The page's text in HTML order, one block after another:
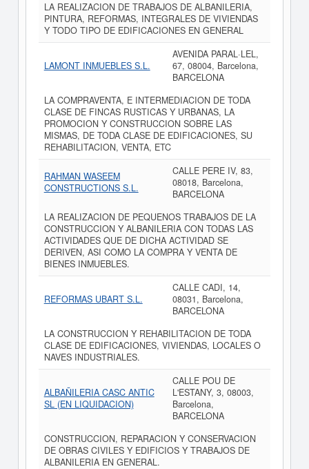
LA REALIZACION DE TRABAJOS DE ALBANILERIA,
PINTURA, REFORMAS, INTEGRALES DE VIVIENDAS
Y TODO TIPO DE EDIFICACIONES EN GENERAL
LAMONT INMUEBLES S.L.
AVENIDA PARAL·LEL,
67, 08004, Barcelona,
BARCELONA
LA COMPRAVENTA, E INTERMEDIACION DE TODA
CLASE DE FINCAS RUSTICAS Y URBANAS, LA
PROMOCION Y CONSTRUCCION SOBRE LAS
MISMAS, DE TODA CLASE DE EDIFICACIONES, SU
REHABILITACION, VENTA, ETC
RAHMAN WASEEM
CONSTRUCTIONS S.L.
CALLE PERE IV, 83,
08018, Barcelona,
BARCELONA
LA REALIZACION DE PEQUENOS TRABAJOS DE LA
CONSTRUCCION Y ALBANILERIA CON TODAS LAS
ACTIVIDADES QUE DE DICHA ACTIVIDAD SE
DERIVEN, ASI COMO LA COMPRA Y VENTA DE
BIENES INMUEBLES.
REFORMAS UBART S.L.
CALLE CADI, 14,
08031, Barcelona,
BARCELONA
LA CONSTRUCCION Y REHABILITACION DE TODA
CLASE DE EDIFICACIONES, VIVIENDAS, LOCALES O
NAVES INDUSTRIALES.
ALBAÑILERIA CASC ANTIC
SL (EN LIQUIDACION)
CALLE POU DE
L'ESTANY, 3, 08003,
Barcelona,
BARCELONA
CONSTRUCCION, REPARACION Y CONSERVACION
DE OBRAS CIVILES Y EDIFICIOS Y TRABAJOS DE
ALBANILERIA EN GENERAL.